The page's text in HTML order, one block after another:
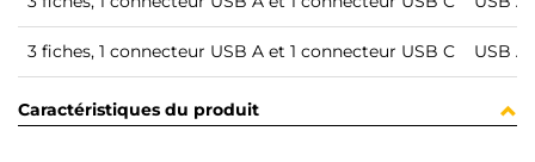
3 fiches, 1 connecteur USB A et 1 connecteur USB C USB
Caractéristiques du produit